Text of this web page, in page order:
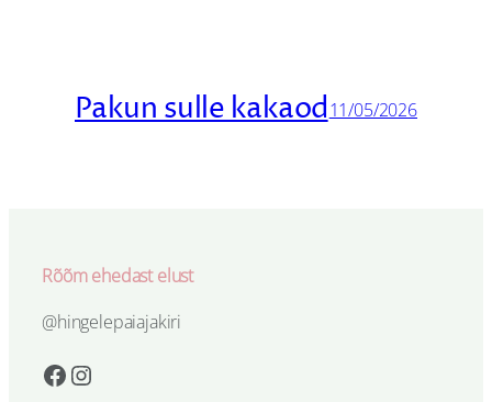
Pakun sulle kakaod11/05/2026
Rõõm ehedast elust
@hingelepaiajakiri
Facebook Instagram